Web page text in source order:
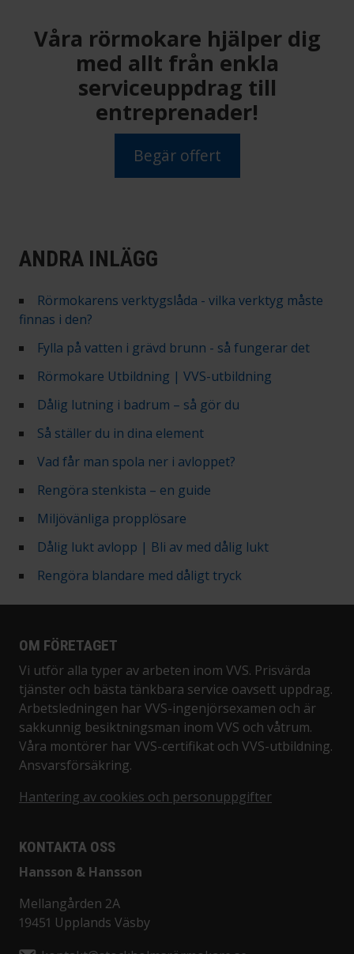
Våra rörmokare hjälper dig
med allt från enkla
serviceuppdrag till
entreprenader!
Begär offert
ANDRA INLÄGG
Rörmokarens verktygslåda - vilka verktyg måste
finnas i den?
Fylla på vatten i grävd brunn - så fungerar det
Rörmokare Utbildning | VVS-utbildning
Dålig lutning i badrum – så gör du
Så ställer du in dina element
Vad får man spola ner i avloppet?
Rengöra stenkista – en guide
Miljövänliga propplösare
Dålig lukt avlopp | Bli av med dålig lukt
Rengöra blandare med dåligt tryck
OM FÖRETAGET
Vi utför alla typer av arbeten inom VVS. Prisvärda
tjänster och bästa tänkbara service oavsett uppdrag.
Arbetsledningen har VVS-ingenjörsexamen och är
sakkunnig besiktningsman inom VVS och våtrum.
Våra montörer har VVS-certifikat och VVS-utbildning.
Ansvarsförsäkring.
Hantering av cookies och personuppgifter
KONTAKTA OSS
Hansson & Hansson
Mellangården 2A
19451 Upplands Väsby